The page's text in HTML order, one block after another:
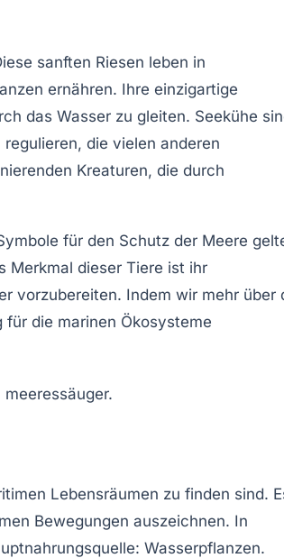
sanften Riesen leben in
ernähren. Ihre einzigartige
das Wasser zu gleiten. Seekühe
die vielen anderen
Kreaturen, die durch
für den Schutz der Meere
Merkmal dieser Tiere ist ihr
vorzubereiten. Indem wir mehr über
die marinen Ökosysteme
Lebensräumen zu finden sind.
Bewegungen auszeichnen. In
Wasserpflanzen.